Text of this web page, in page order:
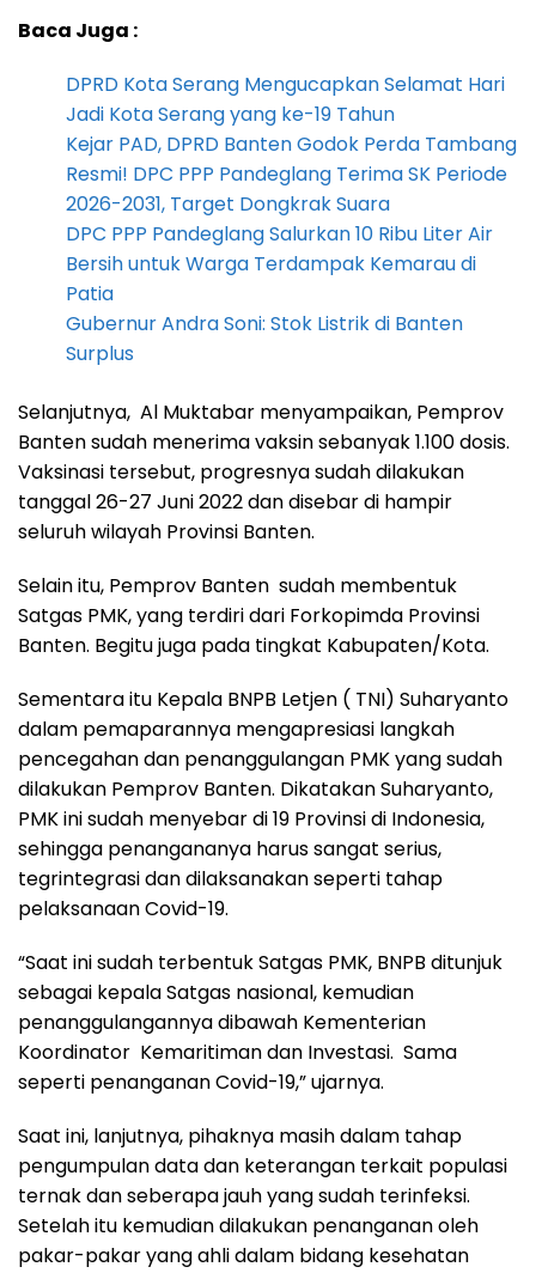
Baca Juga :
DPRD Kota Serang Mengucapkan Selamat Hari
Jadi Kota Serang yang ke-19 Tahun
Kejar PAD, DPRD Banten Godok Perda Tambang
Resmi! DPC PPP Pandeglang Terima SK Periode
2026-2031, Target Dongkrak Suara
DPC PPP Pandeglang Salurkan 10 Ribu Liter Air
Bersih untuk Warga Terdampak Kemarau di
Patia
Gubernur Andra Soni: Stok Listrik di Banten
Surplus
Selanjutnya, Al Muktabar menyampaikan, Pemprov
Banten sudah menerima vaksin sebanyak 1.100 dosis.
Vaksinasi tersebut, progresnya sudah dilakukan
tanggal 26-27 Juni 2022 dan disebar di hampir
seluruh wilayah Provinsi Banten.
Selain itu, Pemprov Banten sudah membentuk
Satgas PMK, yang terdiri dari Forkopimda Provinsi
Banten. Begitu juga pada tingkat Kabupaten/Kota.
Sementara itu Kepala BNPB Letjen ( TNI) Suharyanto
dalam pemaparannya mengapresiasi langkah
pencegahan dan penanggulangan PMK yang sudah
dilakukan Pemprov Banten. Dikatakan Suharyanto,
PMK ini sudah menyebar di 19 Provinsi di Indonesia,
sehingga penangananya harus sangat serius,
tegrintegrasi dan dilaksanakan seperti tahap
pelaksanaan Covid-19.
“Saat ini sudah terbentuk Satgas PMK, BNPB ditunjuk
sebagai kepala Satgas nasional, kemudian
penanggulangannya dibawah Kementerian
Koordinator Kemaritiman dan Investasi. Sama
seperti penanganan Covid-19,” ujarnya.
Saat ini, lanjutnya, pihaknya masih dalam tahap
pengumpulan data dan keterangan terkait populasi
ternak dan seberapa jauh yang sudah terinfeksi.
Setelah itu kemudian dilakukan penanganan oleh
pakar-pakar yang ahli dalam bidang kesehatan